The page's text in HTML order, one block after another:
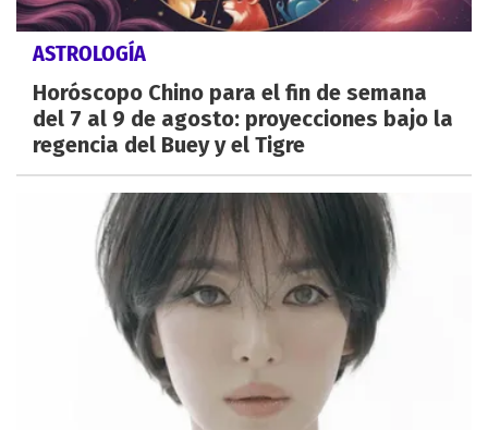
ASTROLOGÍA
Horóscopo Chino para el fin de semana
del 7 al 9 de agosto: proyecciones bajo la
regencia del Buey y el Tigre